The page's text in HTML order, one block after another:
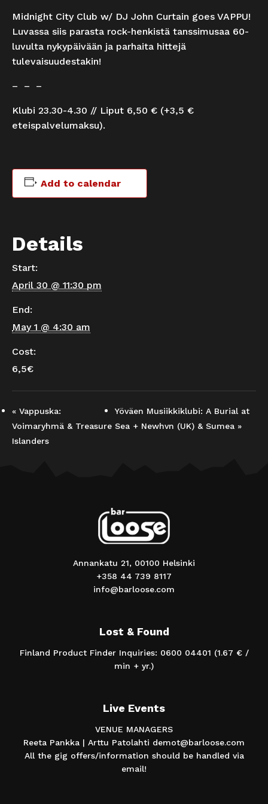
Midnight City Club w/ DJ John Curtain goes VAPPU!
Luvassa siis parasta rock-henkistä tanssimusaa 60-
luvulta nykypäivään ja parhaita hittejä
tulevaisuudestakin!
– – –
Klubi 23.30-4.30 // Liput 6,50 € (+3,5 €
eteispalvelumaksu).
Add to calendar
Details
Start:
April 30 @ 11:30 pm
End:
May 1 @ 4:30 am
Cost:
6,5€
« Vappuska:
Voimaryhmä & Treasure
Islanders
Yöväen Musiikkiklubi: A Burial at
Sea + Newhvn (UK) & Sumea »
Annankatu 21, 00100 Helsinki
+358 44 739 8117
info@barloose.com
Lost & Found
Finland Product Finder Inquiries: 0600 04401 (1.67 € /
min + yr.)
Live Events
VENUE MANAGERS
Reeta Pankka | Arttu Patolahti demot@barloose.com
All the gig offers/information should be handled via
email!